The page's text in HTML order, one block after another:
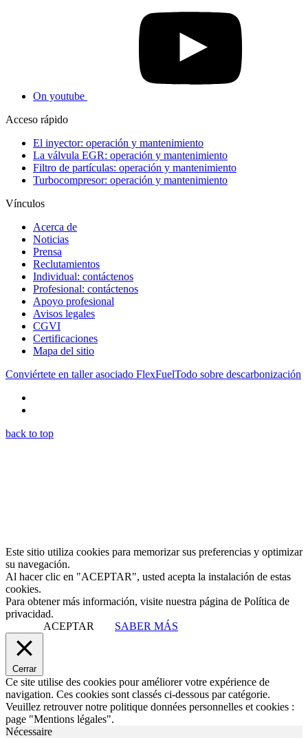
On youtube
Acceso rápido
El inyector: operación y mantenimiento
La válvula EGR: operación y mantenimiento
Filtro de partículas: operación y mantenimiento
Turbocompresor: operación y mantenimiento
Vínculos
Acerca de
Noticias
Prensa
Reclutamientos
Individual: contáctenos
Profesional: contáctenos
Apoyo profesional
Avisos legales
CGVI
Certificaciones
Mapa del sitio
Conviértete en taller asociado FlexFuelTodo sobre descarbonización
back to top
Este sitio utiliza cookies para memorizar sus preferencias y optimizar
su navegación.
Al hacer clic en "ACEPTAR", usted acepta la instalación de estas
cookies.
Para obtener más información, visite nuestra página de Política de
privacidad.
ACEPTAR
SABER MÁS
Cerrar
Ce site utilise des cookies pour améliorer votre expérience de
navigation. Ces cookies sont classés ci-dessous par catégorie.
Veuillez retrouver notre politique données personnelles et cookies :
page "Mentions légales".
Nécessaire